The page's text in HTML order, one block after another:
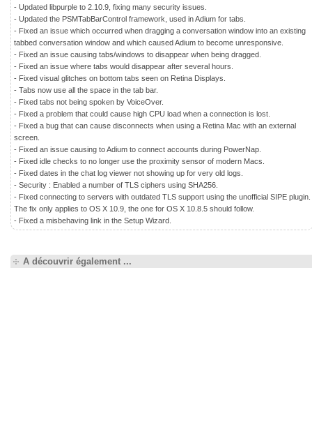
- Updated libpurple to 2.10.9, fixing many security issues.
- Updated the PSMTabBarControl framework, used in Adium for tabs.
- Fixed an issue which occurred when dragging a conversation window into an existing
tabbed conversation window and which caused Adium to become unresponsive.
- Fixed an issue causing tabs/windows to disappear when being dragged.
- Fixed an issue where tabs would disappear after several hours.
- Fixed visual glitches on bottom tabs seen on Retina Displays.
- Tabs now use all the space in the tab bar.
- Fixed tabs not being spoken by VoiceOver.
- Fixed a problem that could cause high CPU load when a connection is lost.
- Fixed a bug that can cause disconnects when using a Retina Mac with an external
screen.
- Fixed an issue causing to Adium to connect accounts during PowerNap.
- Fixed idle checks to no longer use the proximity sensor of modern Macs.
- Fixed dates in the chat log viewer not showing up for very old logs.
- Security : Enabled a number of TLS ciphers using SHA256.
- Fixed connecting to servers with outdated TLS support using the unofficial SIPE plugin.
The fix only applies to OS X 10.9, the one for OS X 10.8.5 should follow.
- Fixed a misbehaving link in the Setup Wizard.
A découvrir également ...